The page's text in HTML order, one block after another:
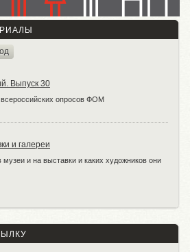
Выпуск 30
опросов ФОМ
и галереи
музеи и на выставки и каких художников они